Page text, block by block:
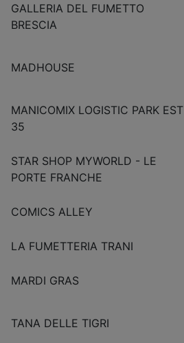
GALLERIA DEL FUMETTO
BRESCIA
MADHOUSE
MANICOMIX LOGISTIC PARK EST
35
STAR SHOP MYWORLD - LE
PORTE FRANCHE
COMICS ALLEY
LA FUMETTERIA TRANI
MARDI GRAS
TANA DELLE TIGRI